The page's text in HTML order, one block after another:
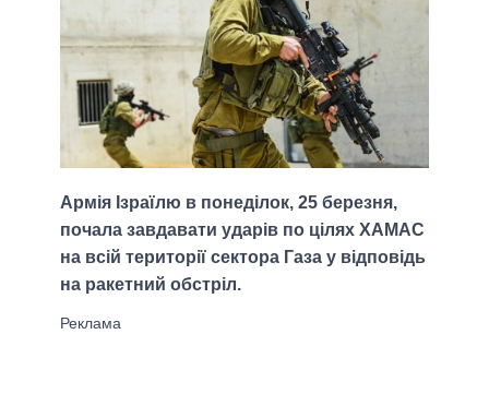
Армія Ізраїлю в понеділок, 25 березня,
почала завдавати ударів по цілях ХАМАС
на всій території сектора Газа у відповідь
на ракетний обстріл.